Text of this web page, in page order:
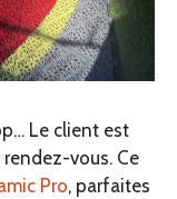
Le client est
vous. Ce
Pro, parfaites